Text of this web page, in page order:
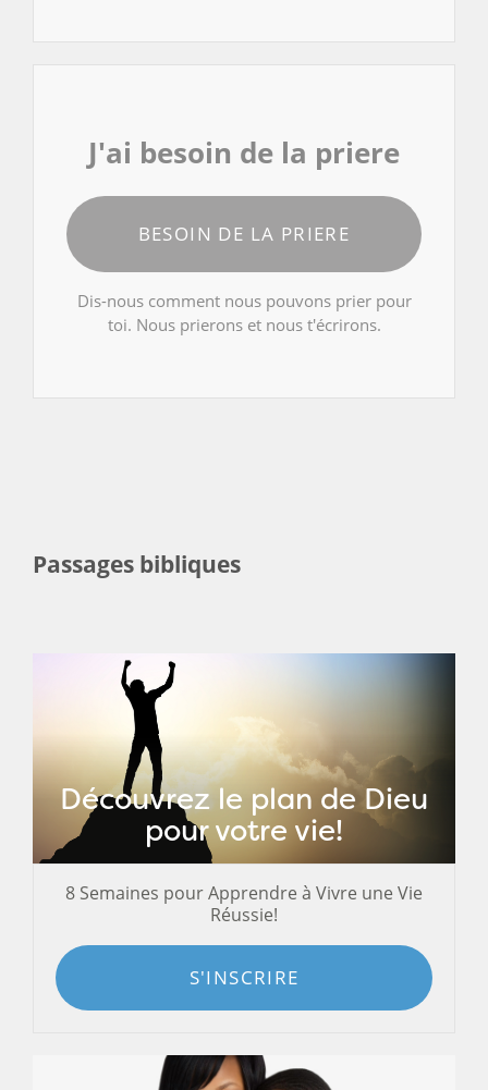
J'ai besoin de la priere
BESOIN DE LA PRIERE
Dis-nous comment nous pouvons prier pour
toi. Nous prierons et nous t'écrirons.
Passages bibliques
Découvrez le plan de Dieu
pour votre vie!
8 Semaines pour Apprendre à Vivre une Vie
Réussie!
S'INSCRIRE